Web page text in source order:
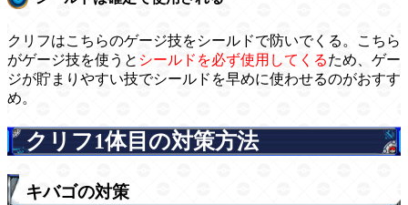
クリフはこちらのゲージ技をシールドで防いでくる。こちら
がゲージ技を使うと シールドを必ず使用してくるため、ゲー
ジが貯まりやすい技でシールドを早めに使わせるのがおすす
め。
クリフ1体目の対策方法
キバゴの対策